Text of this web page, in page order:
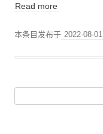
Read more
本条目发布于 2022-08-01